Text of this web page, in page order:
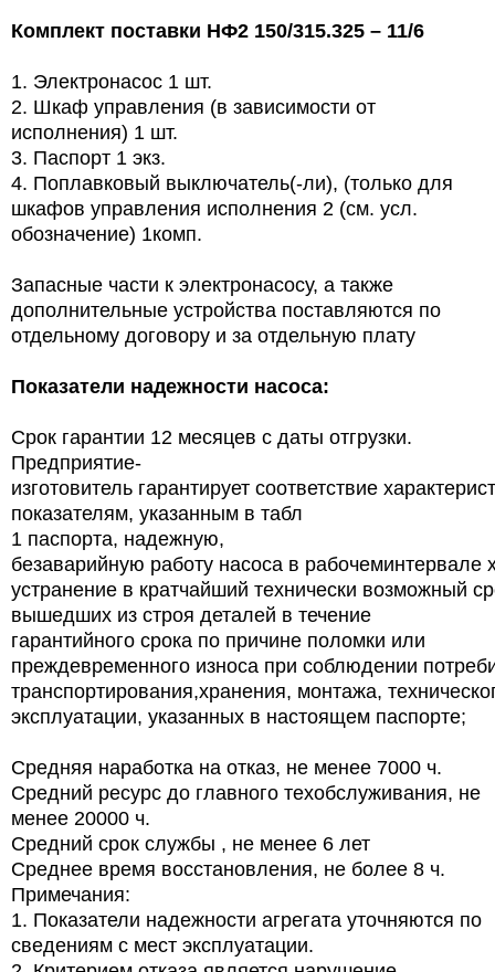
Комплект поставки НФ2 150/315.325 – 11/6
1. Электронасос 1 шт.
2. Шкаф управления (в зависимости от
исполнения) 1 шт.
3. Паспорт 1 экз.
4. Поплавковый выключатель(-ли), (только для
шкафов управления исполнения 2 (см. усл.
обозначение) 1комп.
Запасные части к электронасосу, а также
дополнительные устройства поставляются по
отдельному договору и за отдельную плату
Показатели надежности насоса:
Срок гарантии 12 месяцев с даты отгрузки.
Предприятие-
изготовитель гарантирует соответствие
показателям, указанным в табл
1 паспорта, надежную,
безаварийную работу насоса в рабочеминтервале
устранение в кратчайший технически возможный
вышедших из строя деталей в течение
гарантийного срока по причине поломки или
преждевременного износа при соблюдении
транспортирования,хранения, монтажа,
эксплуатации, указанных в настоящем паспорте;
Средняя наработка на отказ, не менее 7000 ч.
Средний ресурс до главного техобслуживания, не
менее 20000 ч.
Средний срок службы , не менее 6 лет
Среднее время восстановления, не более 8 ч.
Примечания:
1. Показатели надежности агрегата уточняются по
сведениям с мест эксплуатации.